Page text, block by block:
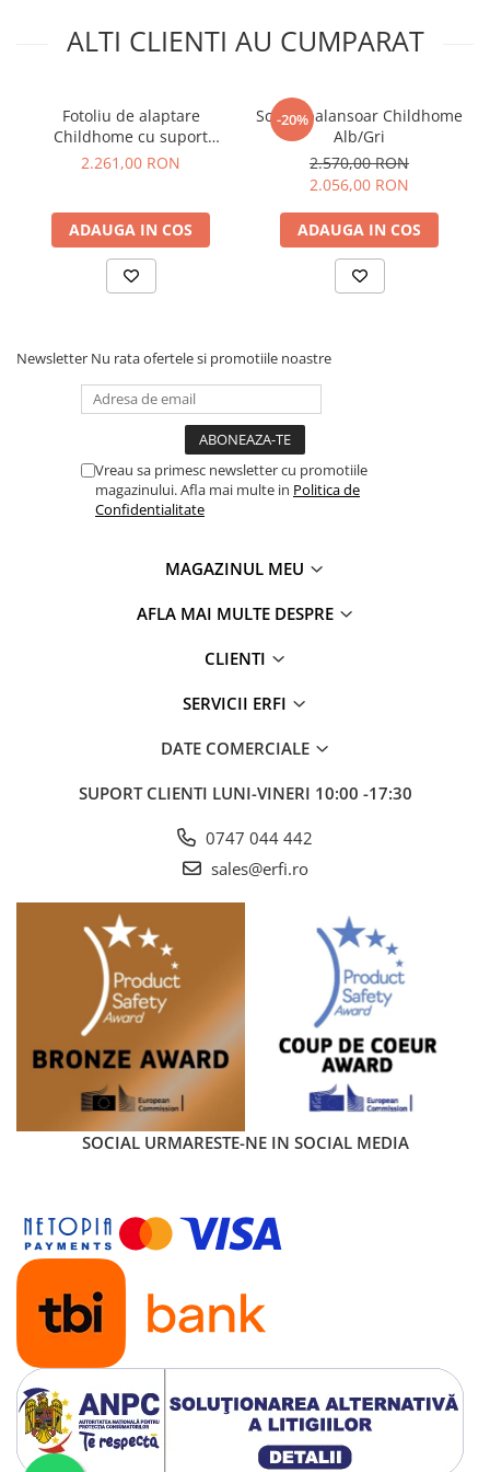
Childhome, brandul de produse premium pentru bebelusi
nascut in Belgia, transforma camera celui mic intr-un loc al
culorii, echilibrului, starii de bine pentru intreaga familie.
Premiile obtinute de-a lungul anilor de produsele Childhome
precum scaunele de masa din colectiile
Sixeater,Evolu2 ,One 80°sau de deja celebra colectie
genti Mommy Bagsunt o reconfirmare a calitatilor
acestor produse, iar faptul ca ele se regasesc atat in
parintilor de pretutindeni.
ALTI CLIENTI AU CUMPARAT
Fotoliu de alaptare
Childhome cu suport
pentru picioare, Gri
2.261,00 RON
ADAUGA IN COS
-20%
Scaun balansoar Childhome
Alb/Gri
2.570,00 RON
2.056,00 RON
ADAUGA IN COS
Newsletter Nu rata ofertele si promotiile noastre
Vreau sa primesc newsletter cu promotiile
magazinului. Afla mai multe in Politica de
Confidentialitate
MAGAZINUL MEU
AFLA MAI MULTE DESPRE
CLIENTI
SERVICII ERFI
DATE COMERCIALE
SUPORT CLIENTI LUNI-VINERI 10:00 -17:30
0747 044 442
sales@erfi.ro
SOCIAL URMARESTE-NE IN SOCIAL MEDIA